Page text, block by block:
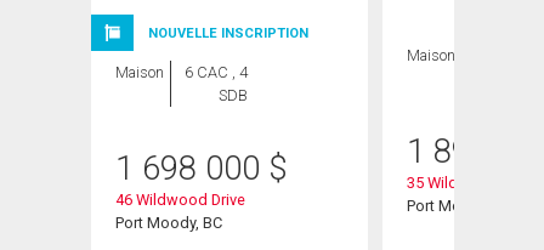
NOUVELLE INSCRIPTION
Maison
6 CAC , 4
SDB
1 698 000 $
46 Wildwood Drive
Port Moody, BC
Maison
1 890
35 Wildwood Drive
Port Moody, BC